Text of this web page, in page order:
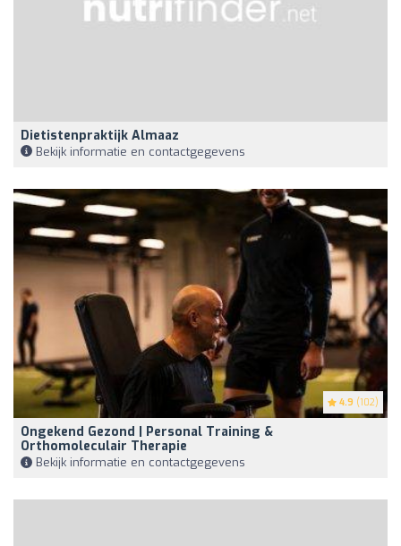
Dietistenpraktijk Almaaz
Bekijk informatie en contactgegevens
4.9 (102)
Ongekend Gezond | Personal Training &
Orthomoleculair Therapie
Bekijk informatie en contactgegevens